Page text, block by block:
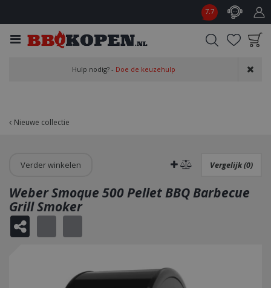
Nieuwe collectie
7.7
aan wensenlijst
Hulp nodig? - Doe de keuzehulp
Verder winkelen Vergelijk (0)
Weber Smoque 500 Pellet BBQ Barbecue
Grill Smoker